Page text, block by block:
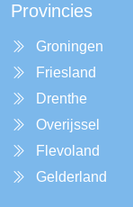
Provincies
Groningen
Friesland
Drenthe
Overijssel
Flevoland
Gelderland